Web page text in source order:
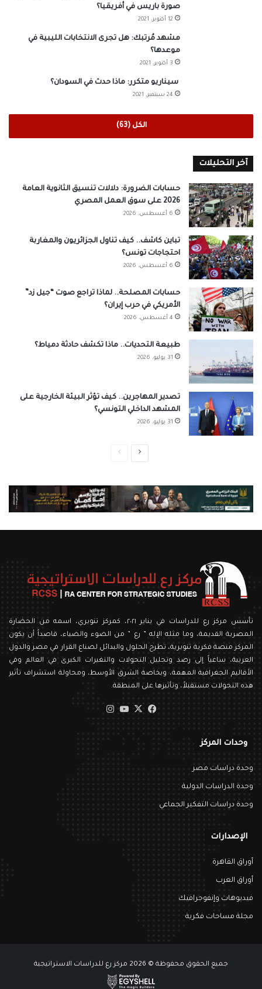
صورة باريس في أفريقيا؟
12 أكتوبر، 2021
مشهد مُرتبك: هل تجرى الانتخابات الليبية في
موعدها؟
3 أكتوبر، 2021
سيناريو متكرر: ماذا حدث في السودان؟
24 سبتمبر، 2021
الكل (63)
آخر التحليلات
حسابات الضرورة: دلالات تنسيق الثانوية العامة
2026 على سوق العمل المصري
6 أغسطس، 2026
تباين كاشف.. كيف تناول الجزائريون والمغاربة
احتجاجات تونس؟
6 أغسطس، 2026
حسابات المصلحة.. لماذا تراجع صوت “جيل زد”
الأمريكي في حرب إيران؟
4 أغسطس، 2026
طبيعة التحديات.. ماذا تكشف حادثة دمياط؟
31 يوليو، 2026
تصدير المهاجرين.. كيف تؤثر البيئة الخارجية على
المشهد الداخلي التونسي؟
31 يوليو، 2026
الصفحةالصفحة
تأسس مركز رع للدراسات في يناير ٢٠٢١، كمركز تنويري، اسمه من الحضارة
المصرية القديمة، وما مثله الإله ” رع ” من الضوء والضياء، قاصداً أن يكون
المركز منصة فكرية تنويرية، تطرح الحلول والبدائل لصناع القرار في مصر والدول
العربية، ساعياً إلى رصد وتحليل التحولات والتغيرات الكبرى في العالم وفي
الأقاليم الجغرافية المهمة، وبخاصة الشرق الأوسط، ومحاولة استشراف تأثير
هذه التحولات مستقبلاً، وتأثيرها على المنطقة.
فيسبوك
‫X
‫YouTube
وحدات المركز
وحدة دراسات مصر
وحدة الدراسات الدولية
وحدة دراسات التفكير الجماعي
الإصدارات
أوراق القاهرة
أوراق العرب
فيديوهات وإنفوجرافيك
مجلة مساحات فكرية
جميع الحقوق محفوظة © 2026 مركز رع للدراسات الاستراتيجية